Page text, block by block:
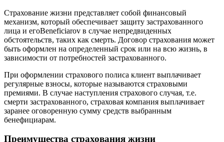
Страхование жизни представляет собой финансовый
механизм, который обеспечивает защиту застрахованного
лица и егоBeneficiarov в случае непредвиденных
обстоятельств, таких как смерть. Договор страхования может
быть оформлен на определенный срок или на всю жизнь, в
зависимости от потребностей застрахованного.
При оформлении страхового полиса клиент выплачивает
регулярные взносы, которые называются страховыми
премиями. В случае наступления страхового случая, т.е.
смерти застрахованного, страховая компания выплачивает
заранее оговоренную сумму средств выбранным
бенефициарам.
Преимущества страхования жизни